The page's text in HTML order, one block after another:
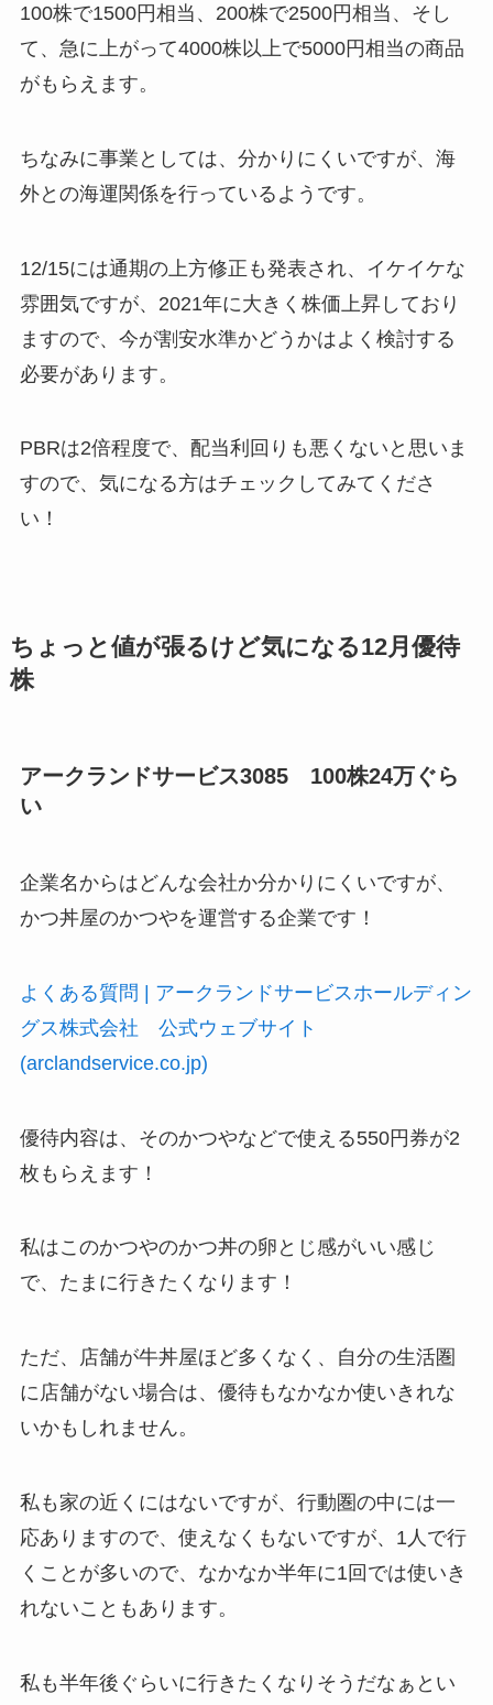
100株で1500円相当、200株で2500円相当、そし
て、急に上がって4000株以上で5000円相当の商品
がもらえます。
ちなみに事業としては、分かりにくいですが、海
外との海運関係を行っているようです。
12/15には通期の上方修正も発表され、イケイケな
雰囲気ですが、2021年に大きく株価上昇しており
ますので、今が割安水準かどうかはよく検討する
必要があります。
PBRは2倍程度で、配当利回りも悪くないと思いま
すので、気になる方はチェックしてみてくださ
い！
ちょっと値が張るけど気になる12月優待
株
アークランドサービス3085 100株24万ぐら
い
企業名からはどんな会社か分かりにくいですが、
かつ丼屋のかつやを運営する企業です！
よくある質問 | アークランドサービスホールディン
グス株式会社 公式ウェブサイト
(arclandservice.co.jp)
優待内容は、そのかつやなどで使える550円券が2
枚もらえます！
私はこのかつやのかつ丼の卵とじ感がいい感じ
で、たまに行きたくなります！
ただ、店舗が牛丼屋ほど多くなく、自分の生活圏
に店舗がない場合は、優待もなかなか使いきれな
いかもしれません。
私も家の近くにはないですが、行動圏の中には一
応ありますので、使えなくもないですが、1人で行
くことが多いので、なかなか半年に1回では使いき
れないこともあります。
私も半年後ぐらいに行きたくなりそうだなぁとい